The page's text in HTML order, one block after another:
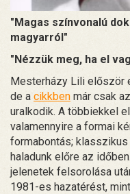
"Magas színvonalú
magyarról"
"Nézzük meg, ha el
Mesterházy Lili először
de a cikkben már csak
uralkodik. A többiekkel
valamennyire a formai
formabontás;
haladunk előre az
jelenetek felsorolása
1981-es hazatérést,